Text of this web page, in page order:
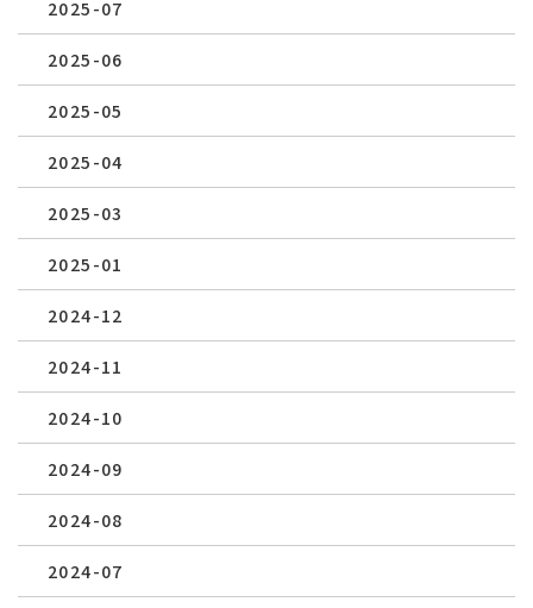
2025-07
2025-06
2025-05
2025-04
2025-03
2025-01
2024-12
2024-11
2024-10
2024-09
2024-08
2024-07